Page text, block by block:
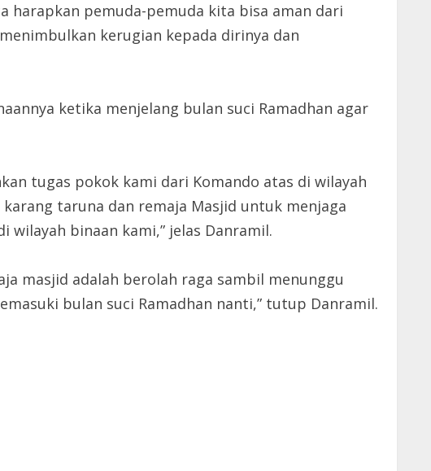
harapkan pemuda-pemuda kita bisa aman dari
kerugian kepada dirinya dan
ketika menjelang bulan suci Ramadhan agar
tugas pokok kami dari Komando atas di wilayah
taruna dan remaja Masjid untuk menjaga
binaan kami,” jelas Danramil.
masjid adalah berolah raga sambil menunggu
bulan suci Ramadhan nanti,” tutup Danramil.